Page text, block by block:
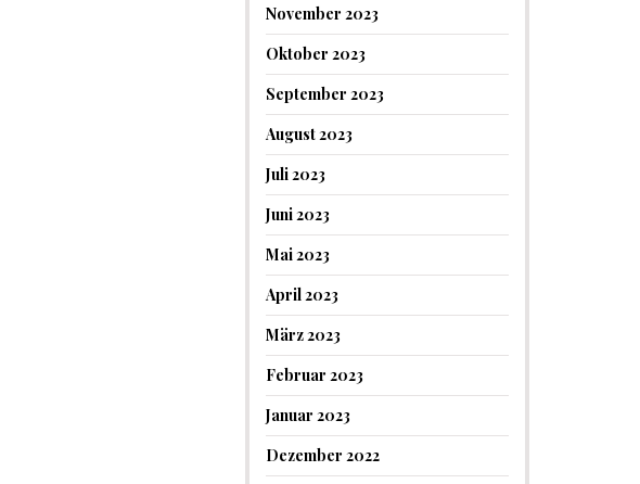
November 2023
Oktober 2023
September 2023
August 2023
Juli 2023
Juni 2023
Mai 2023
April 2023
März 2023
Februar 2023
Januar 2023
Dezember 2022